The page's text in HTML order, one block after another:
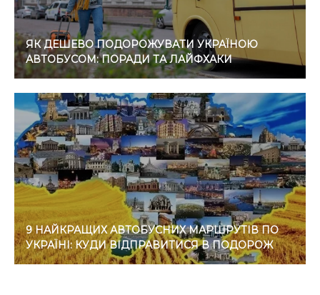
ЯК ДЕШЕВО ПОДОРОЖУВАТИ УКРАЇНОЮ
АВТОБУСОМ: ПОРАДИ ТА ЛАЙФХАКИ
9 НАЙКРАЩИХ АВТОБУСНИХ МАРШРУТІВ ПО
УКРАЇНІ: КУДИ ВІДПРАВИТИСЯ В ПОДОРОЖ